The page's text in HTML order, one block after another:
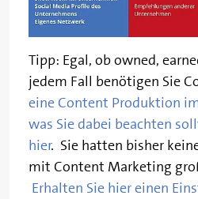
Tipp: Egal, ob owned,
jedem Fall benötigen Sie
eine Content Produktion
was Sie dabei beachten
hier. Sie hatten bisher
mit Content Marketing
Erhalten Sie hier einen